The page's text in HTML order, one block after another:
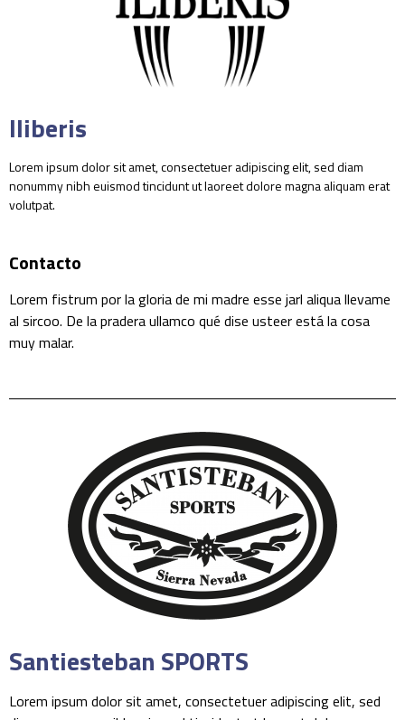
Iliberis
Lorem ipsum dolor sit amet, consectetuer adipiscing elit, sed diam
nonummy nibh euismod tincidunt ut laoreet dolore magna aliquam erat
volutpat.
Contacto
Lorem fistrum por la gloria de mi madre esse jarl aliqua llevame
al sircoo. De la pradera ullamco qué dise usteer está la cosa
muy malar.
Santiesteban SPORTS
Lorem ipsum dolor sit amet, consectetuer adipiscing elit, sed